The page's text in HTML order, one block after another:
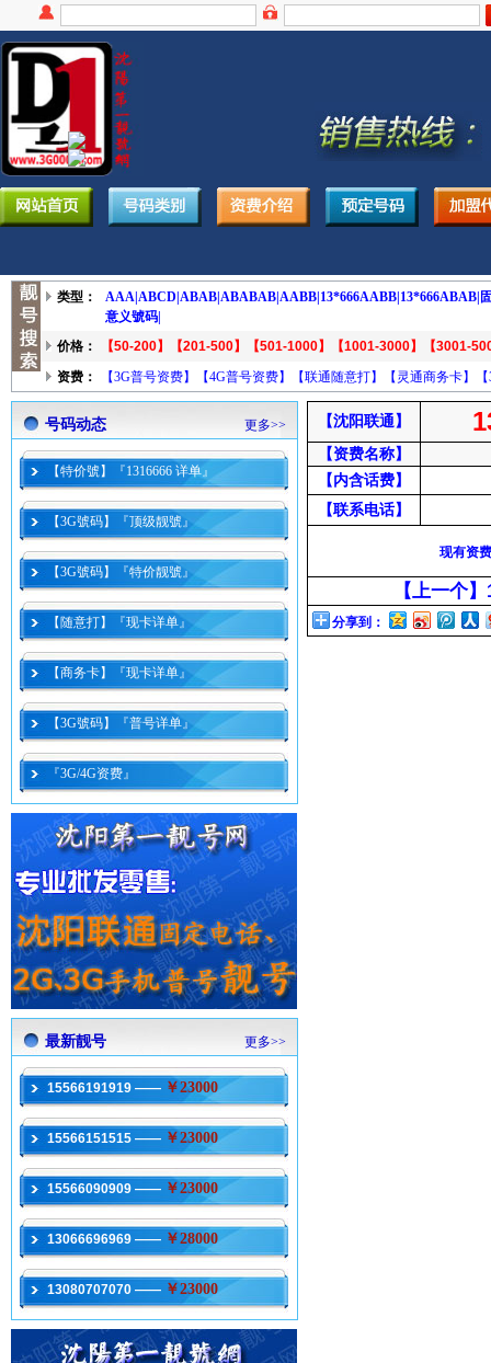
类型： AAA| ABCD| ABAB| ABABAB| AABB| 13*666AABB| 13*666ABAB|
意义號码|
价格：
【50-200】 【201-500】 【501-1000】 【1001-3000】
【3001-
资费：
【3G普号资费】 【4G普号资费】 【联通随意打】 【灵通商务卡】
号码动态 更多>>
【特价號】『1316666 详单』
【3G號码】『顶级靓號』
【3G號码】『特价靓號』
【随意打】『现卡详单』
【商务卡】『现卡详单』
【3G號码】『普号详单』
『3G/4G资费』
最新靓号 更多>>
15566191919 —— ￥23000
15566151515 —— ￥23000
15566090909 —— ￥23000
13066696969 —— ￥28000
13080707070 —— ￥23000
【沈阳联通】
【资费名称】
【内含话费】
【联系电话】
现有资
【上一个】
分享到：